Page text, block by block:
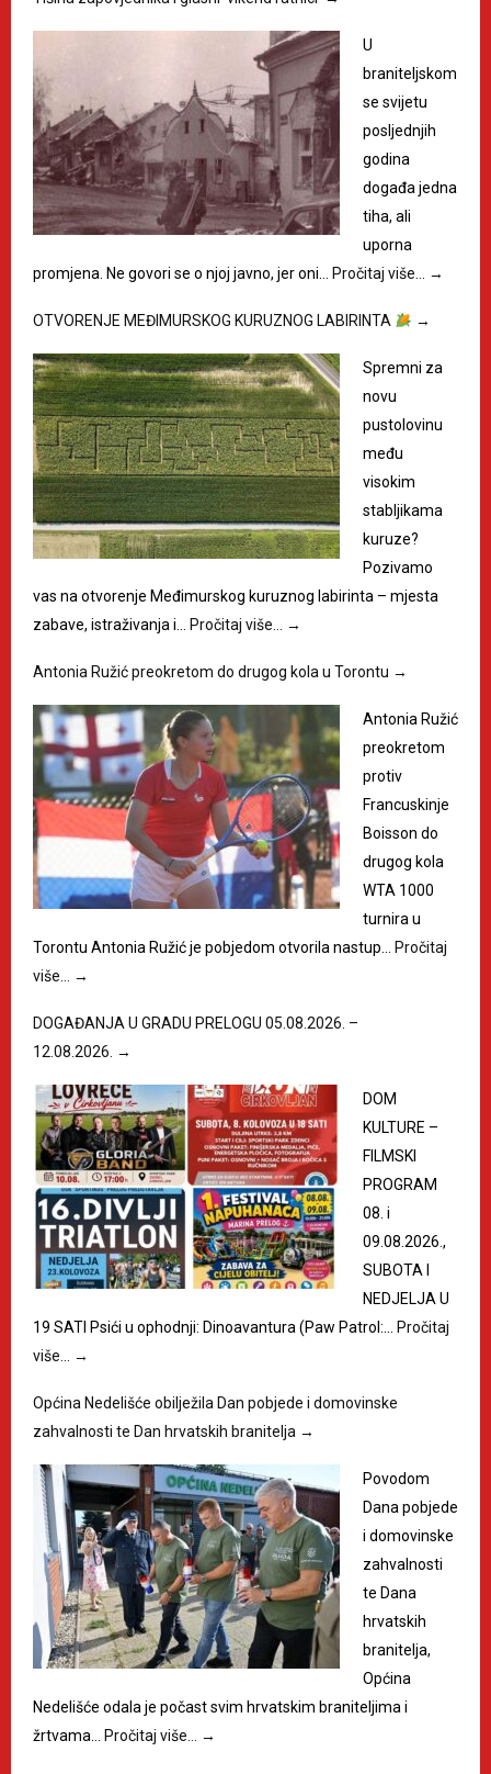
U
braniteljskom
se svijetu
posljednjih
godina
događa jedna
tiha, ali
uporna
promjena. Ne govori se o njoj javno, jer oni… Pročitaj više… →
OTVORENJE MEĐIMURSKOG KURUZNOG LABIRINTA →
Spremni za
novu
pustolovinu
među
visokim
stabljikama
kuruze?
Pozivamo
vas na otvorenje Međimurskog kuruznog labirinta – mjesta
zabave, istraživanja i… Pročitaj više… →
Antonia Ružić preokretom do drugog kola u Torontu →
Antonia Ružić
preokretom
protiv
Francuskinje
Boisson do
drugog kola
WTA 1000
turnira u
Torontu Antonia Ružić je pobjedom otvorila nastup… Pročitaj
više… →
DOGAĐANJA U GRADU PRELOGU 05.08.2026. –
12.08.2026. →
DOM
KULTURE –
FILMSKI
PROGRAM
08. i
09.08.2026.,
SUBOTA I
NEDJELJA U
19 SATI Psići u ophodnji: Dinoavantura (Paw Patrol:… Pročitaj
više… →
Općina Nedelišće obilježila Dan pobjede i domovinske
zahvalnosti te Dan hrvatskih branitelja →
Povodom
Dana pobjede
i domovinske
zahvalnosti
te Dana
hrvatskih
branitelja,
Općina
Nedelišće odala je počast svim hrvatskim braniteljima i
žrtvama… Pročitaj više… →